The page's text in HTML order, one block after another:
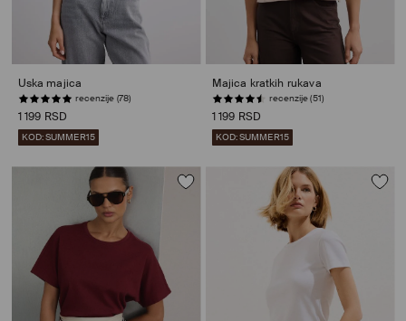
Uska majica
recenzije (78)
1 199 RSD
KOD: SUMMER15
Majica kratkih rukava
recenzije (51)
1 199 RSD
KOD: SUMMER15